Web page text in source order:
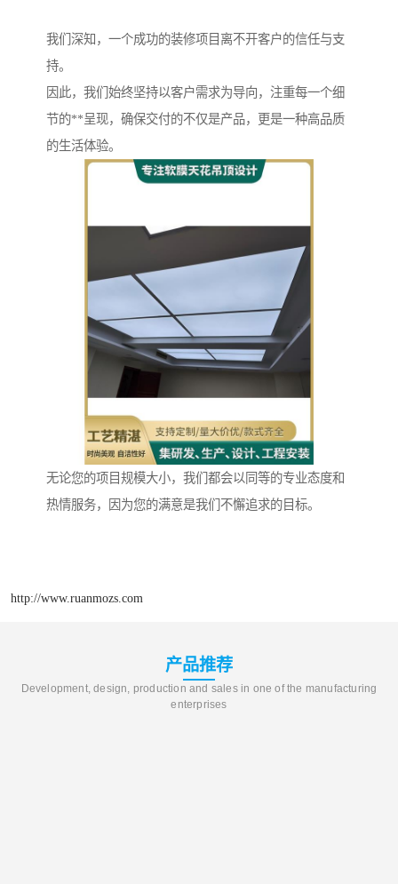
我们深知，一个成功的装修项目离不开客户的信任与支
持。
因此，我们始终坚持以客户需求为导向，注重每一个细
节的**呈现，确保交付的不仅是产品，更是一种高品质
的生活体验。
无论您的项目规模大小，我们都会以同等的专业态度和
热情服务，因为您的满意是我们不懈追求的目标。
http://www.ruanmozs.com
产品推荐
Development, design, production and sales in one of the manufacturing
enterprises